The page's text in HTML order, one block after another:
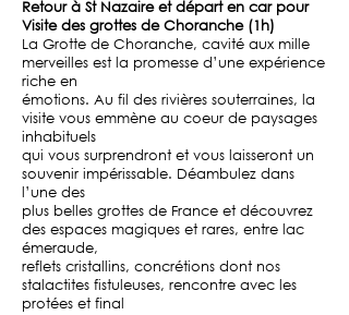
Retour à St Nazaire et départ en car pour
Visite des grottes de Choranche (1h)
La Grotte de Choranche, cavité aux mille
merveilles est la promesse d’une expérience
riche en
émotions. Au fil des rivières souterraines, la
visite vous emmène au coeur de paysages
inhabituels
qui vous surprendront et vous laisseront un
souvenir impérissable. Déambulez dans
l’une des
plus belles grottes de France et découvrez
des espaces magiques et rares, entre lac
émeraude,
reflets cristallins, concrétions dont nos
stalactites fistuleuses, rencontre avec les
protées et final